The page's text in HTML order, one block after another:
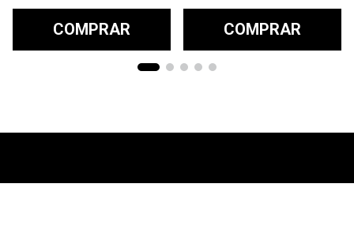
COMPRAR COMPRAR